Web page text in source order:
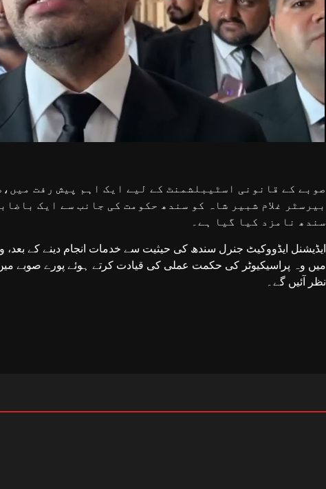
صوبے کے قانونی اسٹیبلشمنٹ کے لیے ایک اہم پیش رفت
بیرسٹر غلام شبیر شاہ کو سندھ حکومت کی جانب سے ایک
سندھ نامزد کیا گیا ہے۔
ایڈیشنل ایڈووکیٹ جنرل سندھ کی حیثیت سے خدمات انجام دینے کے
میں وہ پراسیکیوٹر کی حکمت عملی کی قیادت کرتے ہوئے پورے صوبے
نظر آئیں گے۔